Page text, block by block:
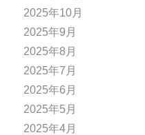
2025年10月
2025年9月
2025年8月
2025年7月
2025年6月
2025年5月
2025年4月